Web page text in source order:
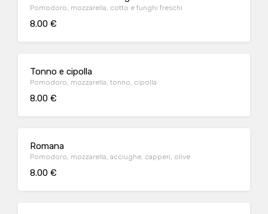
Pomodoro, mozzarella, cotto e funghi freschi
8.00 €
Tonno e cipolla
Pomodoro, mozzarella, tonno, cipolla
8.00 €
Romana
Pomodoro, mozzarella, acciughe, capperi, olive
8.00 €